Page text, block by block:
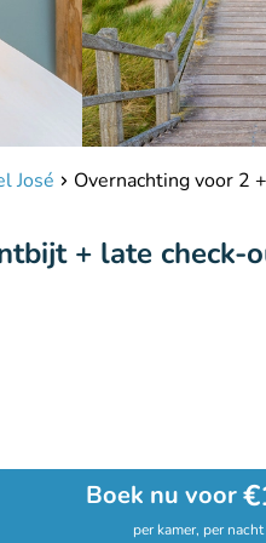
José Overnachting voor 2
+ late check-
Boek nu voor
per kamer, per nacht